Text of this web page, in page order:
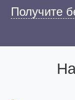
Получите